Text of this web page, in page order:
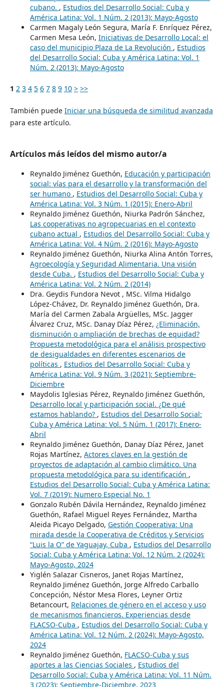
cubano. , Estudios del Desarrollo Social: Cuba y
América Latina: Vol. 1 Núm. 2 (2013): Mayo-Agosto
Carmen Magaly León Segura, María F. Enríquez Pérez,
Carmen Mesa León, Iniciativas de Desarrollo Local: el
caso del municipio Plaza de La Revolución , Estudios
del Desarrollo Social: Cuba y América Latina: Vol. 1
Núm. 2 (2013): Mayo-Agosto
1 2 3 4 5 6 7 8 9 10 > >>
También puede Iniciar una búsqueda de similitud avanzada
para este artículo.
Artículos más leídos del mismo autor/a
Reynaldo Jiménez Guethón, Educación y participación
social: vías para el desarrollo y la transformación del
ser humano , Estudios del Desarrollo Social: Cuba y
América Latina: Vol. 3 Núm. 1 (2015): Enero-Abril
Reynaldo Jiménez Guethón, Niurka Padrón Sánchez,
Las cooperativas no agropecuarias en el contexto
cubano actual , Estudios del Desarrollo Social: Cuba y
América Latina: Vol. 4 Núm. 2 (2016): Mayo-Agosto
Reynaldo Jiménez Guethón, Niurka Alina Antón Torres,
Agroecología y Seguridad Alimentaria. Una visión
desde Cuba. , Estudios del Desarrollo Social: Cuba y
América Latina: Vol. 2 Núm. 2 (2014)
Dra. Geydis Fundora Nevot , MSc. Vilma Hidalgo
López-Chávez, Dr. Reynaldo Jiménez Guethón, Dra.
María del Carmen Zabala Argüelles, MSc. Jagger
Álvarez Cruz, MSc. Danay Díaz Pérez, ¿Eliminación,
disminución o ampliación de brechas de equidad?
Propuesta metodológica para el análisis prospectivo
de desigualdades en diferentes escenarios de
políticas , Estudios del Desarrollo Social: Cuba y
América Latina: Vol. 9 Núm. 3 (2021): Septiembre-
Diciembre
Maydolis Iglesias Pérez, Reynaldo Jiménez Guethón,
Desarrollo local y participación social. ¿De qué
estamos hablando? , Estudios del Desarrollo Social:
Cuba y América Latina: Vol. 5 Núm. 1 (2017): Enero-
Abril
Reynaldo Jiménez Guethón, Danay Díaz Pérez, Janet
Rojas Martínez, Actores claves en la gestión de
proyectos de adaptación al cambio climático. Una
propuesta metodológica para su identificación ,
Estudios del Desarrollo Social: Cuba y América Latina:
Vol. 7 (2019): Numero Especial No. 1
Gonzalo Rubén Dávila Hernández, Reynaldo Jiménez
Guethón, Rafael Miguel Reyes Fernández, Martha
Aleida Picayo Delgado, Gestión Cooperativa: Una
mirada desde la Cooperativa de Créditos y Servicios
“Luis la O” de Yaguajay, Cuba , Estudios del Desarrollo
Social: Cuba y América Latina: Vol. 12 Núm. 2 (2024):
Mayo-Agosto, 2024
Yiglén Salazar Cisneros, Janet Rojas Martínez,
Reynaldo Jiménez Guethón, Jorge Alfredo Carballo
Concepción, Néstor Mesa Flores, Leyner Ortiz
Betancourt, Relaciones de género en el acceso y uso
de mecanismos financieros. Experiencias desde
FLACSO-Cuba , Estudios del Desarrollo Social: Cuba y
América Latina: Vol. 12 Núm. 2 (2024): Mayo-Agosto,
2024
Reynaldo Jiménez Guethón, FLACSO-Cuba y sus
aportes a las Ciencias Sociales , Estudios del
Desarrollo Social: Cuba y América Latina: Vol. 11 Núm.
3 (2023): Septiembre-Diciembre, 2023